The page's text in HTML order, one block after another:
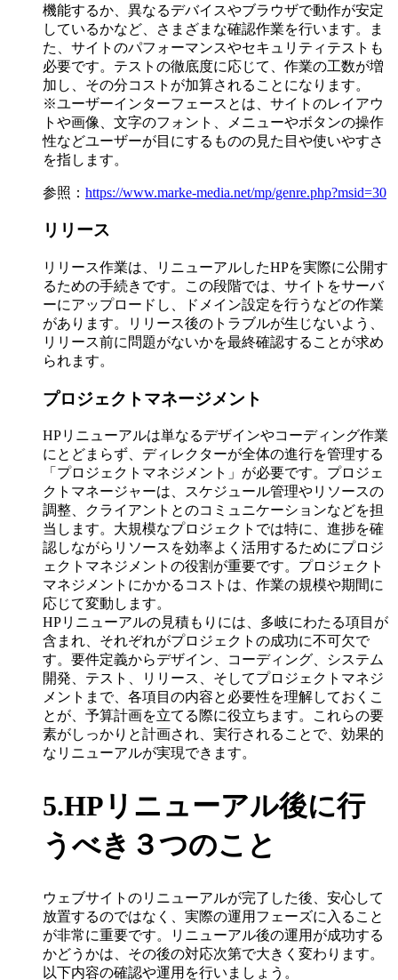
機能するか、異なるデバイスやブラウザで動作が安定
しているかなど、さまざまな確認作業を行います。ま
た、サイトのパフォーマンスやセキュリティテストも
必要です。テストの徹底度に応じて、作業の工数が増
加し、その分コストが加算されることになります。
※ユーザーインターフェースとは、サイトのレイアウ
トや画像、文字のフォント、メニューやボタンの操作
性などユーザーが目にするものの見た目や使いやすさ
を指します。
参照： https://www.marke-media.net/mp/genre.php?msid=30
リリース
リリース作業は、リニューアルしたHPを実際に公開す
るための手続きです。この段階では、サイトをサーバ
ーにアップロードし、ドメイン設定を行うなどの作業
があります。リリース後のトラブルが生じないよう、
リリース前に問題がないかを最終確認することが求め
られます。
プロジェクトマネージメント
HPリニューアルは単なるデザインやコーディング作業
にとどまらず、ディレクターが全体の進行を管理する
「プロジェクトマネジメント」が必要です。プロジェ
クトマネージャーは、スケジュール管理やリソースの
調整、クライアントとのコミュニケーションなどを担
当します。大規模なプロジェクトでは特に、進捗を確
認しながらリソースを効率よく活用するためにプロジ
ェクトマネジメントの役割が重要です。プロジェクト
マネジメントにかかるコストは、作業の規模や期間に
応じて変動します。
HPリニューアルの見積もりには、多岐にわたる項目が
含まれ、それぞれがプロジェクトの成功に不可欠で
す。要件定義からデザイン、コーディング、システム
開発、テスト、リリース、そしてプロジェクトマネジ
メントまで、各項目の内容と必要性を理解しておくこ
とが、予算計画を立てる際に役立ちます。これらの要
素がしっかりと計画され、実行されることで、効果的
なリニューアルが実現できます。
5.HPリニューアル後に行
うべき３つのこと
ウェブサイトのリニューアルが完了した後、安心して
放置するのではなく、実際の運用フェーズに入ること
が非常に重要です。リニューアル後の運用が成功する
かどうかは、その後の対応次第で大きく変わります。
以下内容の確認や運用を行いましょう。